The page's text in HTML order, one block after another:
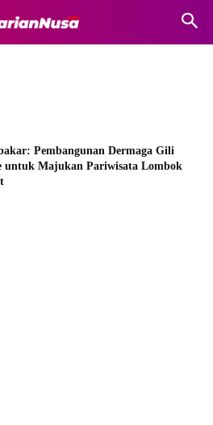
Pembangunan Dermaga Gili
untuk Majukan Pariwisata Lombok